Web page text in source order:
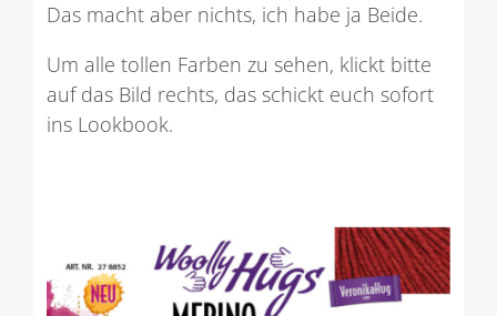
Das macht aber nichts, ich habe ja Beide.
Um alle tollen Farben zu sehen, klickt bitte
auf das Bild rechts, das schickt euch sofort
ins Lookbook.